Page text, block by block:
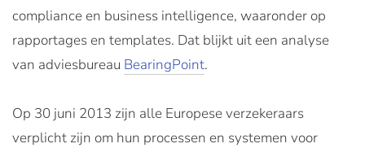
compliance en business intelligence, waaronder op
rapportages en templates. Dat blijkt uit een analyse
van adviesbureau BearingPoint.
Op 30 juni 2013 zijn alle Europese verzekeraars
verplicht zijn om hun processen en systemen voor